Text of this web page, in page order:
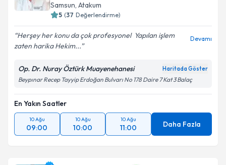
Samsun, Atakum
5 (37 Değerlendirme)
Herşey her konu da çok profesyonel ️ Yapılan işlem
zaten harika Hekim...
Devamı
Op. Dr. Nuray Öztürk Muayenehanesi Haritada Göster
Beypınar Recep Tayyip Erdoğan Bulvarı No 178 Daire 7 Kat 3 Balaç
En Yakın Saatler
10 Ağu
09:00
10 Ağu
10:00
10 Ağu
11:00 Daha Fazla